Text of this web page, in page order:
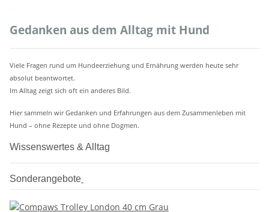
Gedanken aus dem Alltag mit Hund
Viele Fragen rund um Hundeerziehung und Ernährung werden heute sehr
absolut beantwortet.
Im Alltag zeigt sich oft ein anderes Bild.
Hier sammeln wir Gedanken und Erfahrungen aus dem Zusammenleben mit
Hund – ohne Rezepte und ohne Dogmen.
Wissenswertes & Alltag
Sonderangebote